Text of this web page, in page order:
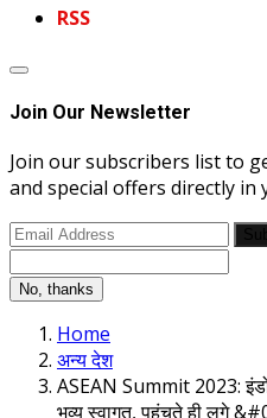
RSS
Join Our Newsletter
Join our subscribers list to
and special offers directly in
No, thanks
Home
अन्य देश
ASEAN Summit 2023:
भव्य स्वागत, पहुंचते ही लगे